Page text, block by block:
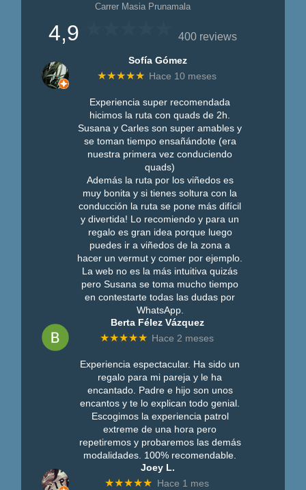
Carrer Masia Prunamala
4,9 400 reviews
Sofía Gómez
★★★★★ Hace 10 meses
Experiencia super recomendada
hicimos la ruta con quads de 2h.
Susana y Carles son super amables y
se toman tiempo ensañándote (era
nuestra primera vez conduciendo
quads)
Además la ruta por los viñedos es
muy bonita y si tienes soltura con la
conducción la ruta se pone más difícil
y divertida! Lo recomiendo y para un
regalo es gran idea porque luego
puedes ir a viñedos de la zona a
hacer un vermut y comer por ejemplo.
La web no es la más intuitiva quizás
pero Susana se toma mucho tiempo
en contestarte todas las dudas por
WhatsApp.
Berta Félez Vázquez
★★★★★ Hace 2 meses
Experiencia espectacular. Ha sido un
regalo para mi pareja y le ha
encantado. Padre e hijo son unos
encantos y te lo explican todo genial.
Escogimos la experiencia patrol
extreme de una hora pero
repetiremos y probaremos las demás
modalidades. 100% recomendable.
Joey L.
★★★★★ Hace 1 mes